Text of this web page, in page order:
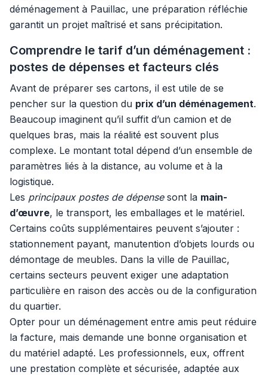
déménagement à Pauillac, une préparation réfléchie
garantit un projet maîtrisé et sans précipitation.
Comprendre le tarif d’un déménagement :
postes de dépenses et facteurs clés
Avant de préparer ses cartons, il est utile de se
pencher sur la question du prix d’un déménagement.
Beaucoup imaginent qu’il suffit d’un camion et de
quelques bras, mais la réalité est souvent plus
complexe. Le montant total dépend d’un ensemble de
paramètres liés à la distance, au volume et à la
logistique.
Les principaux postes de dépensesont la main-
d’œuvre, le transport, les emballages et le matériel.
Certains coûts supplémentaires peuvent s’ajouter :
stationnement payant, manutention d’objets lourds ou
démontage de meubles. Dans la ville de Pauillac,
certains secteurs peuvent exiger une adaptation
particulière en raison des accès ou de la configuration
du quartier.
Opter pour un déménagement entre amis peut réduire
la facture, mais demande une bonne organisation et
du matériel adapté. Les professionnels, eux, offrent
une prestation complète et sécurisée, adaptée aux